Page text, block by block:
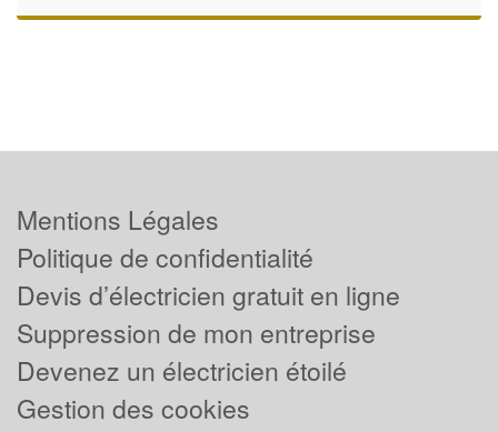
Mentions Légales
Politique de confidentialité
Devis d’électricien gratuit en ligne
Suppression de mon entreprise
Devenez un électricien étoilé
Gestion des cookies